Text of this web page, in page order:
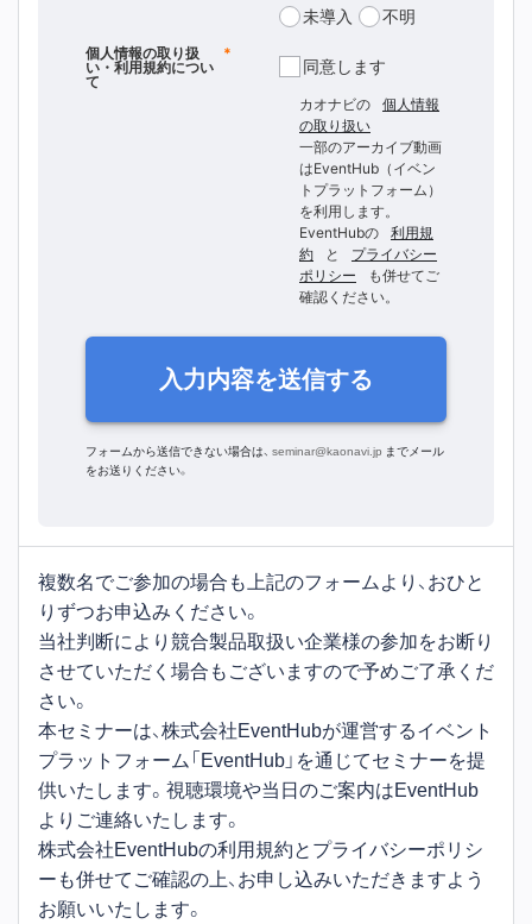
未導入
不明
*
個人情報の取り扱
い・利用規約につい
て
同意します
カオナビの
個人情報
の取り扱い
一部のアーカイブ動画
はEventHub（イベン
トプラットフォーム）
を利用します。
EventHubの
利用規
約
と
プライバシー
ポリシー
も併せてご
確認ください。
入力内容を送信する
フォームから送信できない場合は、 seminar@kaonavi.jp までメール
をお送りください。
複数名でご参加の場合も上記のフォームより、おひと
りずつお申込みください。
当社判断により競合製品取扱い企業様の参加をお断り
させていただく場合もございますので予めご了承くだ
さい。
本セミナーは、株式会社EventHubが運営するイベント
プラットフォーム「EventHub」を通じてセミナーを提
供いたします。視聴環境や当日のご案内はEventHub
よりご連絡いたします。
株式会社EventHubの利用規約とプライバシーポリシ
ーも併せてご確認の上、お申し込みいただきますよう
お願いいたします。